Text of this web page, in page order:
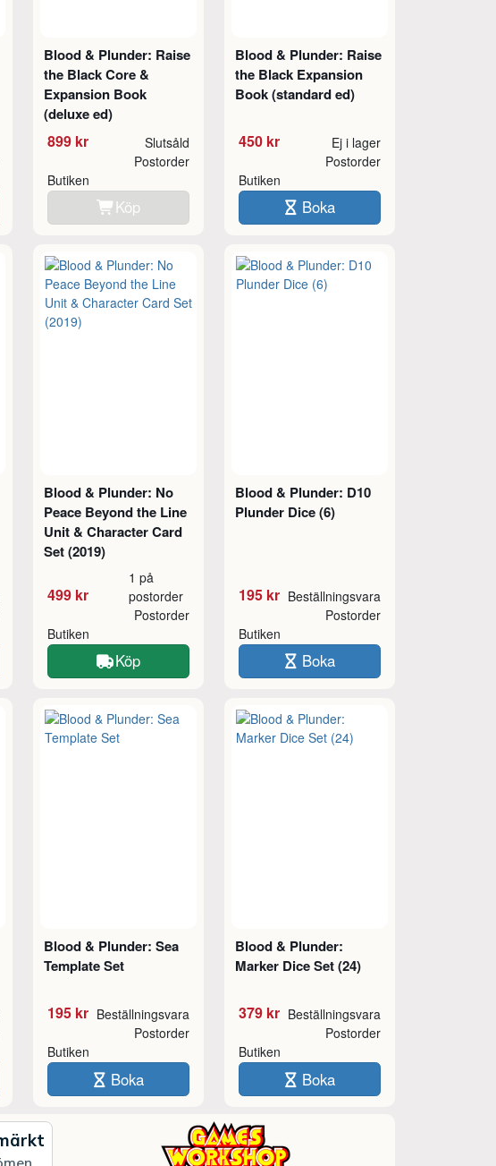
Blood & Plunder: Raise
the Black Core &
Expansion Book
(deluxe ed)
899 kr Slutsåld
Butiken
Postorder
Köp
Blood & Plunder: Raise
the Black Expansion
Book (standard ed)
450 kr Ej i lager
Butiken
Postorder
Boka
Blood & Plunder: No
Peace Beyond the Line
Unit & Character Card
Set (2019)
499 kr
1 på
postorder
Butiken
Postorder
Köp
Blood & Plunder: D10
Plunder Dice (6)
195 kr Beställningsvara
Butiken
Postorder
Boka
Blood & Plunder: Sea
Template Set
195 kr Beställningsvara
Butiken
Postorder
Boka
Blood & Plunder:
Marker Dice Set (24)
379 kr Beställningsvara
Butiken
Postorder
Boka